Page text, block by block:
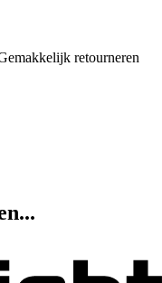
retourneren